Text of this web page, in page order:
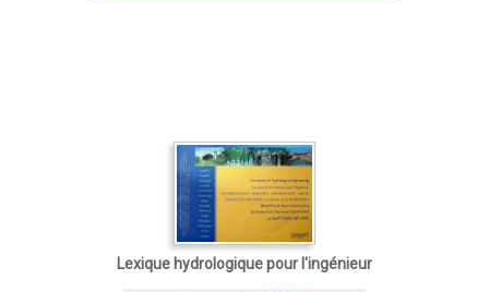
Lexique hydrologique pour l'ingénieur